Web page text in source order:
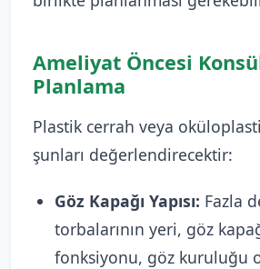
Ameliyat Öncesi
Planlama
Plastik cerrah veya
şunları değerlendirecektir:
Göz Kapağı Yapısı: Fazla
torbalarının yeri, göz
fonksiyonu, göz kuruluğu